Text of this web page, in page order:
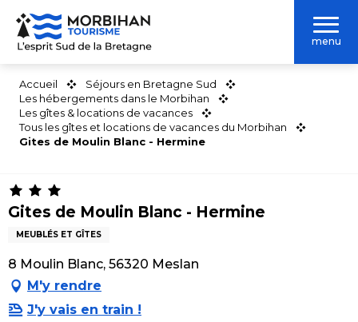
Aller
contenu
menu
Accueil
Séjours en Bretagne Sud
Les hébergements dans le Morbihan
Les gîtes & locations de vacances
Tous les gîtes et locations de vacances du Morbihan
Gites de Moulin Blanc - Hermine
Gites de Moulin Blanc - Hermine
MEUBLÉS ET GÎTES
8 Moulin Blanc, 56320 Meslan
M'y rendre
J'y vais en train !